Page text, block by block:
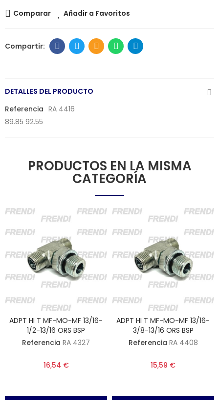
Comparar Añadir a Favoritos
DETALLES DEL PRODUCTO
Referencia RA 4416
89.85 92.55
PRODUCTOS EN LA MISMA
CATEGORÍA
ADPT HI T MF-MO-MF 13/16-
1/2-13/16 ORS BSP
Referencia RA 4327
16,54 €
ADPT HI T MF-MO-MF 13/16-
3/8-13/16 ORS BSP
Referencia RA 4408
15,59 €